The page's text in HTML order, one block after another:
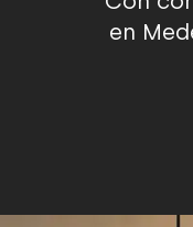
en